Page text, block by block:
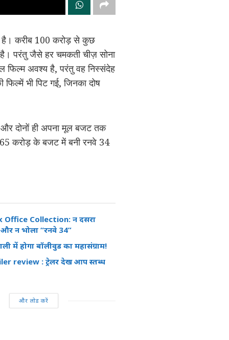
है। करीब 100 करोड़ से कुछ
परंतु जैसे हर चमकती चीज़ सोना
फिल्म अवश्य है, परंतु वह निस्संदेह
भी पिट गई, जिनका दोष
दोनों ही अपना मूल बजट तक
करोड़ के बजट में बनी रनवे 34
Office Collection: न दसरा
और न भोला “रनवे 34”
में होगा बॉलीवुड का महासंग्राम!
review : ट्रेलर देख आप स्तब्ध
और लोड करें